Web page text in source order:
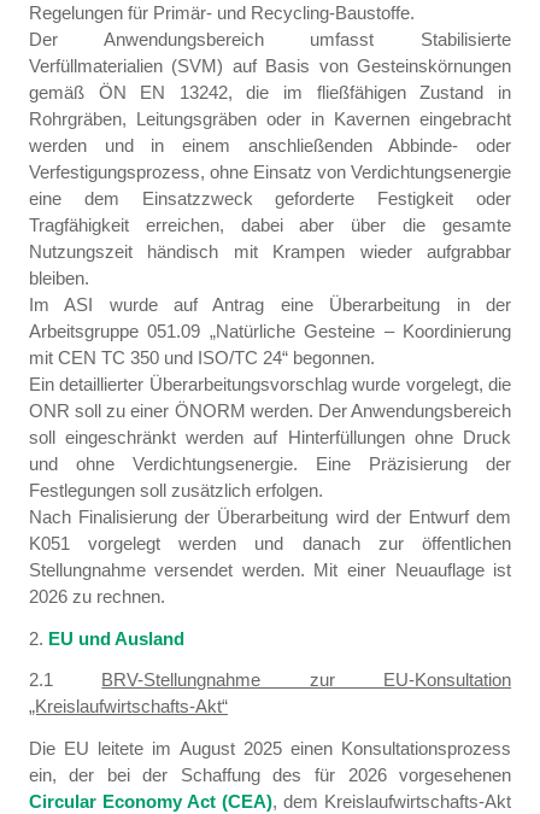
Regelungen für Primär- und Recycling-Baustoffe.
Der Anwendungsbereich umfasst Stabilisierte
Verfüllmaterialien (SVM) auf Basis von Gesteinskörnungen
gemäß ÖN EN 13242, die im fließfähigen Zustand in
Rohrgräben, Leitungsgräben oder in Kavernen eingebracht
werden und in einem anschließenden Abbinde- oder
Verfestigungsprozess, ohne Einsatz von Verdichtungsenergie
eine dem Einsatzzweck geforderte Festigkeit oder
Tragfähigkeit erreichen, dabei aber über die gesamte
Nutzungszeit händisch mit Krampen wieder aufgrabbar
bleiben.
Im ASI wurde auf Antrag eine Überarbeitung in der
Arbeitsgruppe 051.09 „Natürliche Gesteine – Koordinierung
mit CEN TC 350 und ISO/TC 24“ begonnen.
Ein detaillierter Überarbeitungsvorschlag wurde vorgelegt, die
ONR soll zu einer ÖNORM werden. Der Anwendungsbereich
soll eingeschränkt werden auf Hinterfüllungen ohne Druck
und ohne Verdichtungsenergie. Eine Präzisierung der
Festlegungen soll zusätzlich erfolgen.
Nach Finalisierung der Überarbeitung wird der Entwurf dem
K051 vorgelegt werden und danach zur öffentlichen
Stellungnahme versendet werden. Mit einer Neuauflage ist
2026 zu rechnen.
2. EU und Ausland
2.1 BRV-Stellungnahme zur EU-Konsultation
„Kreislaufwirtschafts-Akt“
Die EU leitete im August 2025 einen Konsultationsprozess
ein, der bei der Schaffung des für 2026 vorgesehenen
Circular Economy Act (CEA), dem Kreislaufwirtschafts-Akt